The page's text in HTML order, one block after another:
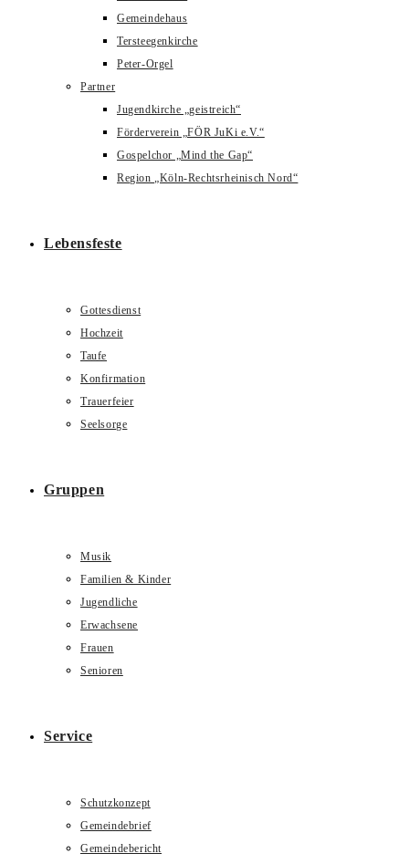
Gemeindehaus
Tersteegenkirche
Peter-Orgel
Partner
Jugendkirche „geistreich“
Förderverein „FÖR JuKi e.V.“
Gospelchor „Mind the Gap“
Region „Köln-Rechtsrheinisch Nord“
Lebensfeste
Gottesdienst
Hochzeit
Taufe
Konfirmation
Trauerfeier
Seelsorge
Gruppen
Musik
Familien & Kinder
Jugendliche
Erwachsene
Frauen
Senioren
Service
Schutzkonzept
Gemeindebrief
Gemeindebericht